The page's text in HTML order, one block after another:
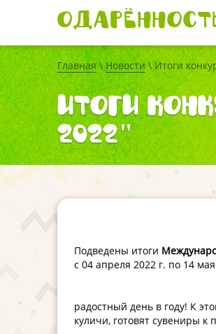
Главная\Новости \ Итоги
Итоги
2022"
Подведены итоги
с 04 апреля 2022 г. по 14
радостный день в году! К
куличи, готовят сувениры к